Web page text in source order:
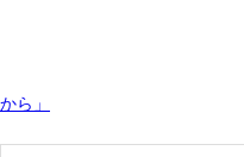
から」